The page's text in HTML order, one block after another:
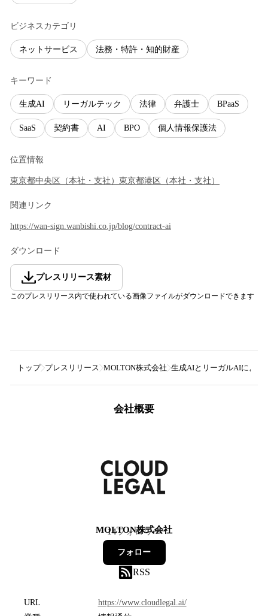
ビジネスカテゴリ
ネットサービス 法務・特許・知的財産
キーワード
生成AI リーガルテック 法律 弁護士 BPaaS
SaaS 契約書 AI BPO 個人情報保護法
位置情報
東京都中央区 （本社・支社 ） 東京都港区 （本社・支社 ）
関連リンク
https://wan-sign.wanbishi.co.jp/blog/contract-ai
ダウンロード
プレスリリース素材
このプレスリリース内で使われている画像ファイルがダウンロードできます
トップ プレスリリース MOLTON株式会社 生成AIとリーガルAIによる
会社概要
MOLTON株式会社
14フォロワー
フォロー
RSS
URL
https://www.cloudlegal.ai/